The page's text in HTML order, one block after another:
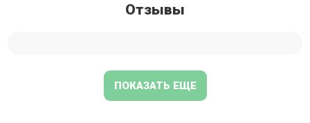
Отзывы
ПОКАЗАТЬ ЕЩЕ